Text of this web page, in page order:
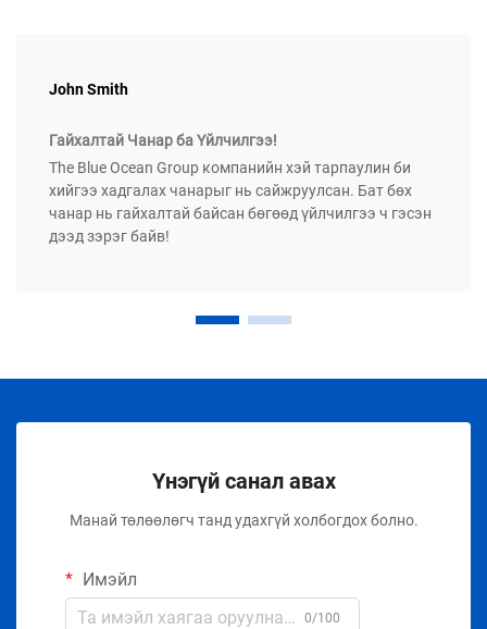
John Smith
Гайхалтай Чанар ба Үйлчилгээ!
The Blue Ocean Group компанийн хэй тарпаулин би
хийгээ хадгалах чанарыг нь сайжруулсан. Бат бөх
чанар нь гайхалтай байсан бөгөөд үйлчилгээ ч гэсэн
дээд зэрэг байв!
Үнэгүй санал авах
Манай төлөөлөгч танд удахгүй холбогдох болно.
Имэйл
0/100